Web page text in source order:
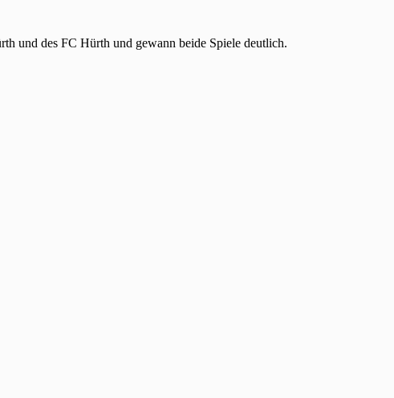
und des FC Hürth und gewann beide Spiele deutlich.